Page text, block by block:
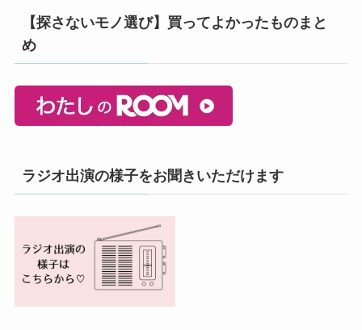
【探さないモノ選び】買ってよかったものまと
め
ラジオ出演の様子をお聞きいただけます